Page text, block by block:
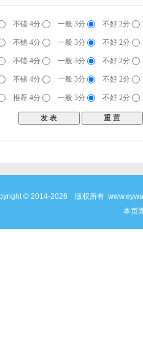
不错 4分 一般 3分 不好 2分
不错 4分 一般 3分 不好 2分
不错 4分 一般 3分 不好 2分
不错 4分 一般 3分 不好 2分
推荐 4分 一般 3分 不好 2分
© 2014-2026 版权所有
本页